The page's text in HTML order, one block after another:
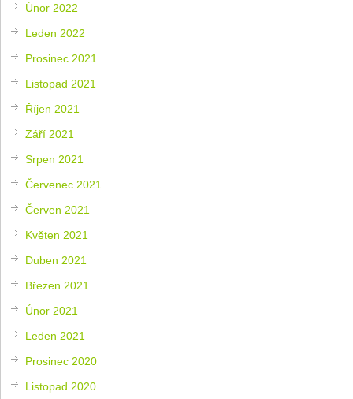
Únor 2022
Leden 2022
Prosinec 2021
Listopad 2021
Říjen 2021
Září 2021
Srpen 2021
Červenec 2021
Červen 2021
Květen 2021
Duben 2021
Březen 2021
Únor 2021
Leden 2021
Prosinec 2020
Listopad 2020